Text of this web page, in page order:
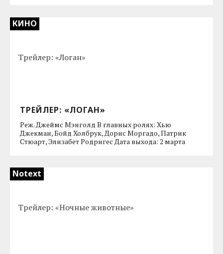
КИНО
ТРЕЙЛЕР: «ЛОГАН»
Реж. Джеймс Мэнголд В главных ролях: Хью
Джекман, Бойд Холбрук, Дорис Моргадо, Патрик
Стюарт, Элизабет Родригес Дата выхода: 2 марта
Notext